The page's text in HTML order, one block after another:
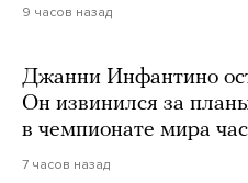
9 часов назад
Джанни Инфантино
Он извинился за
в чемпионате мира
7 часов назад